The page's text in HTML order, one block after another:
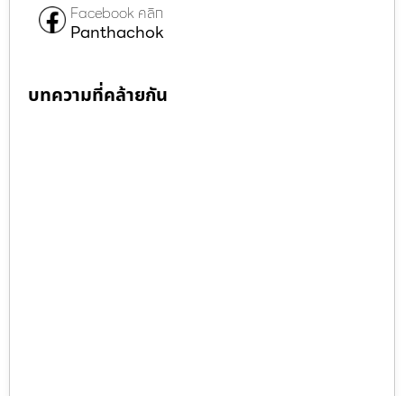
Facebook คลิก
Panthachok
บทความที่คล้ายกัน